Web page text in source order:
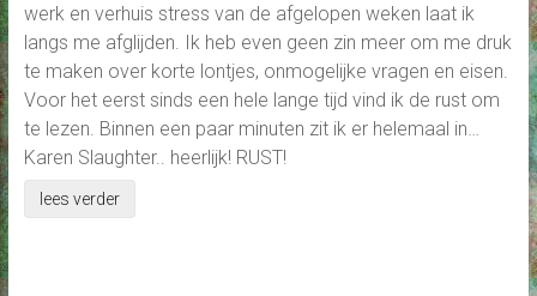
werk en verhuis stress van de afgelopen weken laat ik
langs me afglijden. Ik heb even geen zin meer om me druk
te maken over korte lontjes, onmogelijke vragen en eisen.
Voor het eerst sinds een hele lange tijd vind ik de rust om
te lezen. Binnen een paar minuten zit ik er helemaal in…
Karen Slaughter.. heerlijk! RUST!
lees verder